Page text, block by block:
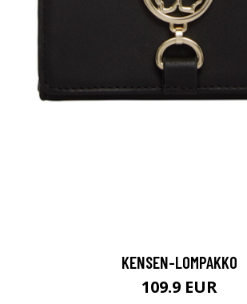
KENSEN-LOMPAKKO
109.9 EUR